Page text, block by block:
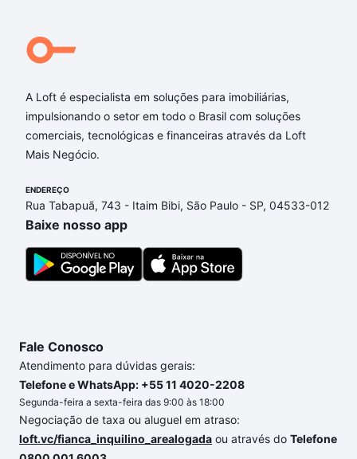
Jardim São Fernando, Campinas, SP?
Imóveis com 3 suites à venda em Jardim São
Fernando, Campinas, SP que custam a partir de R$
0 e com nossas opções de financiamento imobiliário
as parcelas podem se adequar ao seu orçamento.
no processo de compra, veja em nosso portal
quanto custa comprar um apartamento e conte com
a gente para comprar o imóvel dos seus sonhos
com segurança e conforto. Loft, com você até as
chaves.
A Loft é especialista em soluções para imobiliárias,
impulsionando o setor em todo o Brasil com soluções
comerciais, tecnológicas e financeiras através da Loft
Mais Negócio.
ENDEREÇO
Rua Tabapuã, 743 - Itaim Bibi, São Paulo - SP, 04533-012
Baixe nosso app
Fale Conosco
Atendimento para dúvidas gerais:
Telefone e WhatsApp: +55 11 4020-2208
Segunda-feira a sexta-feira das 9:00 às 18:00
Negociação de taxa ou aluguel em atraso:
loft.vc/fianca_inquilino_arealogada ou através do Telefone